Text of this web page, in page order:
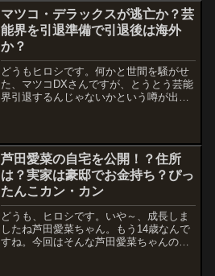
ほど、批判するときは気を付けなければ
いけないと思います。私個人的には、マ
ツコ・デ...
マツコ・デラックスが逃亡か？芸
能界を引退準備で引退後は海外
か？
どうもヒロシです。何かと世間を騒がせ
た、マツコDXさんですが、とうとう芸能
界引退するんじゃないかという噂が出て
たり、ジャニーズ事務所を退所した元
SMAP...
芦田愛菜の自宅を公開！？住所
は？実家は豪邸でお金持ち？ぴっ
たんこカン・カン
どうも、ヒロシです。いや～、成長しま
したね芦田愛菜ちゃん。もう14歳なんで
すね。今回はそんな芦田愛菜ちゃんの自